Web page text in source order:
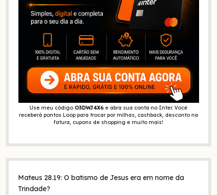
Use meu código O3DWJ4X6 e abra sua conta no Inter. Você
receberá pontos Loop para trocar por milhas, cashback, desconto na
fatura, cupons de shopping e muito mais!
Mateus 28.19: O batismo de Jesus era em nome da
Trindade?